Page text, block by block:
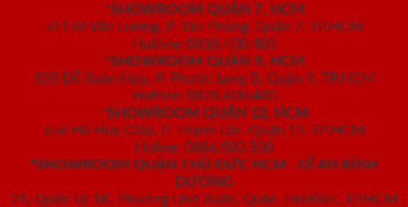
*SHOWROOM QUẬN 7, HCM
511 Lê Văn Lương, P. Tân Phong, Quận 7, TP.HCM
Hotline: 0818.400.400
*SHOWROOM QUẬN 9, HCM
535 Đỗ Xuân Hợp, P. Phước Long B, Quận 9, TP.HCM
Hotline: 0828.400.400
*SHOWROOM QUẬN 12, HCM
656 Hà Huy Giáp, P. Thạnh Lộc, Quận 12, TP.HCM
Holine: 0886.500.500
*SHOWROOM QUẬN THỦ ĐỨC HCM –DĨ AN BÌNH
DƯƠNG
21, Quốc Lộ 1K, Phường Linh Xuân, Quận Thủ Đức, TP.HCM